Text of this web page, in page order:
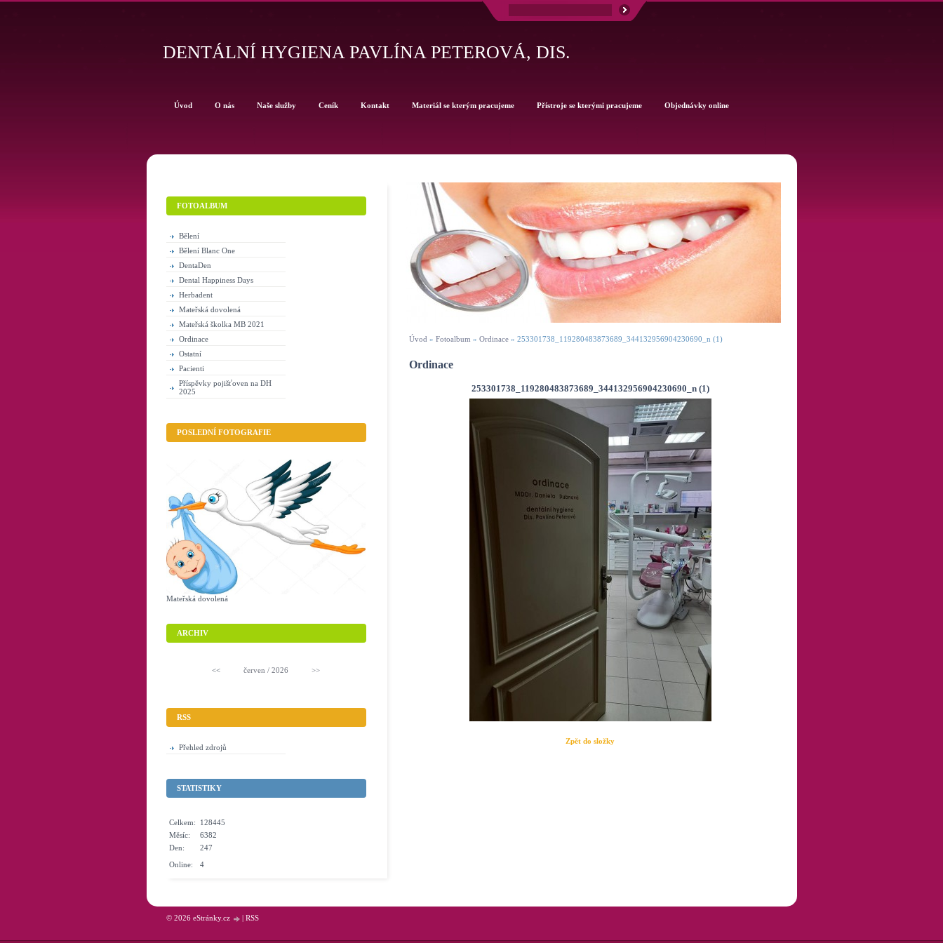
DENTÁLNÍ HYGIENA PAVLÍNA PETEROVÁ, DIS.
Úvod » Fotoalbum » Ordinace » 253301738_119280483873689_344132956904230690_n (1)
Ordinace
253301738_119280483873689_344132956904230690_n (1)
Zpět do složky
Úvod O nás Naše služby Ceník Kontakt Materiál se kterým pracujeme Přístroje se kterými pracujeme Objednávky online
FOTOALBUM
Bělení
Bělení Blanc One
DentaDen
Dental Happiness Days
Herbadent
Mateřská dovolená
Mateřská školka MB 2021
Ordinace
Ostatní
Pacienti
Příspěvky pojišťoven na DH
2025
POSLEDNÍ FOTOGRAFIE
Mateřská dovolená
ARCHIV
<< červen / 2026 >>
RSS
Přehled zdrojů
STATISTIKY
Online: 4
Celkem:
128445
Měsíc:
6382
Den:
247
© 2026 eStránky.cz | RSS